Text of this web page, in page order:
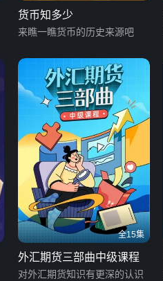
货币知多少
来瞧一瞧货币的历史来源吧
全15集
外汇期货三部曲中级课程
对外汇期货知识有更深的认识